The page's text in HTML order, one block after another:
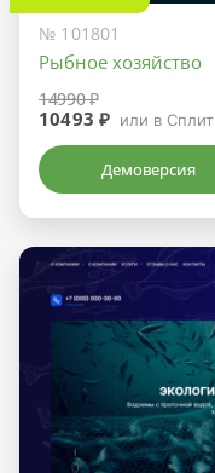
№ 101801
Рыбное хозяйство
14990 ₽
10493 ₽ или в Сплит
Демоверсия